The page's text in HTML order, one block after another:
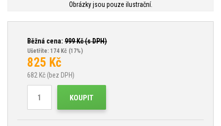
Obrázky jsou pouze ilustrační.
Běžná cena: 999Kč (s DPH)
Ušetříte: 174 Kč (17%)
825 Kč
682 Kč (bez DPH)
KOUPIT